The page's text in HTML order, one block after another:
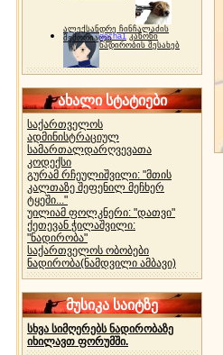
ალექსანდრე ჩინჩალაძის
მემორიალიgocha1 კანონი
ნადირობის შესახებ
ახალი სტატიები
საქართველოს
ადმინისტრაციულ
სამართალდარღვევათა
კოდექსი
გურამ რჩეულიშვილი: "მთის
კალთაზე შეფენილ მეჩხერ
ტყეში..."
უილიამ ფოლკნერი: "დათვი"
ქეთევან ჭილაშვილი:
"ნადირობა"
საქართველოს ობობები
ნადირობა(ნამდვილი ამბავი)
მუსიკა საიტზე
სხვა სიმღერებს ნადირობაზე
იხილავთ ფორუმში.